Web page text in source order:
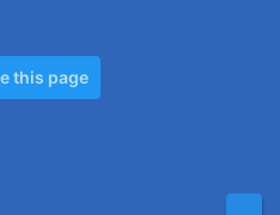
this page